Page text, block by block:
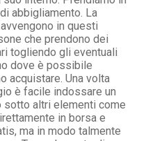
abbigliamento. La
in questi
che prendono dei
togliendo gli eventuali
dove è possibile
acquistare. Una volta
è facile indossare un
sotto altri elementi come
in borsa e
ma in modo talmente